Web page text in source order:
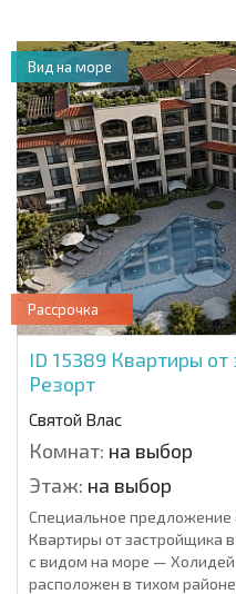
Рассрочка
ID 15389 Квартиры от
Резорт
Святой Влас
Комнат: на выбор
Этаж: на выбор
Вид на море
Специальное предложение
Квартиры от застройщика
с видом на море — Холидей
расположен в тихом